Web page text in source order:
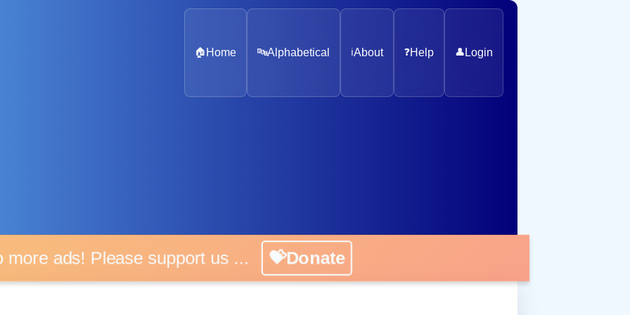
🏠 Home 🔤Alphabetical ℹ️About ❓Help 👤 Login
more ads! Please support us ... 💝Donate